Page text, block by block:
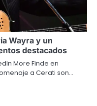
Wayra y un
destacados
More Finde en
a Cerati son…